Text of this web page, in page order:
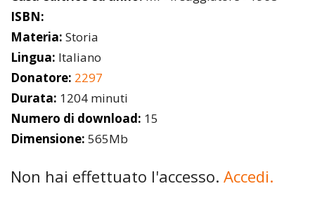
ISBN:
Materia: Storia
Lingua: Italiano
Donatore: 2297
Durata: 1204 minuti
Numero di download: 15
Dimensione: 565Mb
Non hai effettuato l'accesso. Accedi.